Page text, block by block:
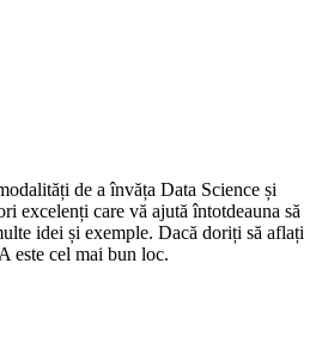
de a învăța Data Science și
excelenți care vă ajută întotdeauna să
idei și exemple. Dacă doriți să aflați
este cel mai bun loc.